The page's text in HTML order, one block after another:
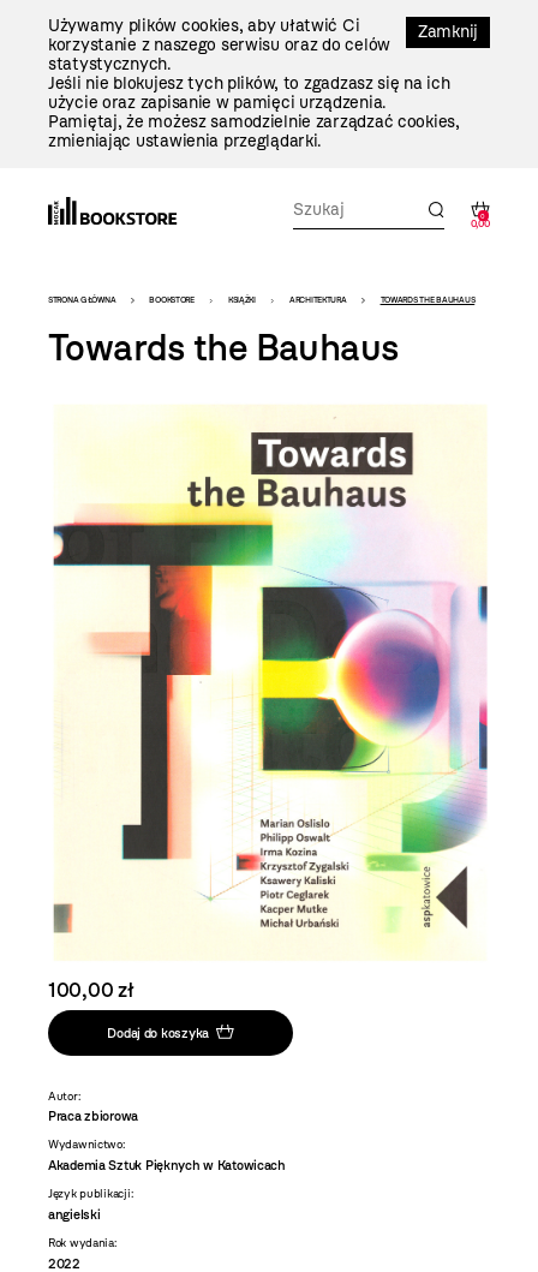
Zamknij
Używamy plików cookies, aby ułatwić Ci
korzystanie z naszego serwisu oraz do celów
statystycznych.
Jeśli nie blokujesz tych plików, to zgadzasz się na ich
użycie oraz zapisanie w pamięci urządzenia.
Pamiętaj, że możesz samodzielnie zarządzać cookies,
zmieniając ustawienia przeglądarki.
0
0,00
Bookstore
-
szablon
szczegóły
STRONA GŁÓWNA BOOKSTORE KSIĄŻKI ARCHITEKTURA TOWARDS THE BAUHAUS
Towards the Bauhaus
100,00 zł
Dodaj do koszyka
Autor:
Praca zbiorowa
Wydawnictwo:
Akademia Sztuk Pięknych w Katowicach
Język publikacji:
angielski
Rok wydania:
2022